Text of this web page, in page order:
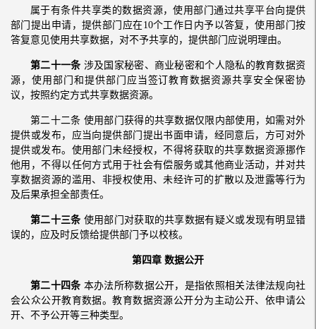
属于有条件共享类的数据资源，使用部门通过共享平台向提供
部门提出申请，提供部门应在10个工作日内予以答复，使用部门按
答复意见使用共享数据，对不予共享的，提供部门应说明理由。
第二十一条 涉及国家秘密、商业秘密和个人隐私的教育数据资
源，使用部门和提供部门应当签订教育数据资源共享安全保密协
议，按照约定方式共享数据资源。
第二十二条 使用部门获得的共享数据仅限内部使用，如需对外
提供或发布，应当向提供部门提出书面申请，经同意后，方可对外
提供或发布。使用部门未经授权，不得将获取的共享数据资源挪作
他用，不得以任何方式用于社会有偿服务或其他商业活动，并对共
享数据资源的滥用、非授权使用、未经许可的扩散以及泄露等行为
及后果承担全部责任。
第二十三条 使用部门对获取的共享数据有疑义或发现有明显错
误的，应及时反馈给提供部门予以校核。
第四章 数据公开
第二十四条 本办法所称数据公开，是指依照相关法律法规向社
会公众公开教育数据。教育数据资源公开分为主动公开、依申请公
开、不予公开等三种类型。